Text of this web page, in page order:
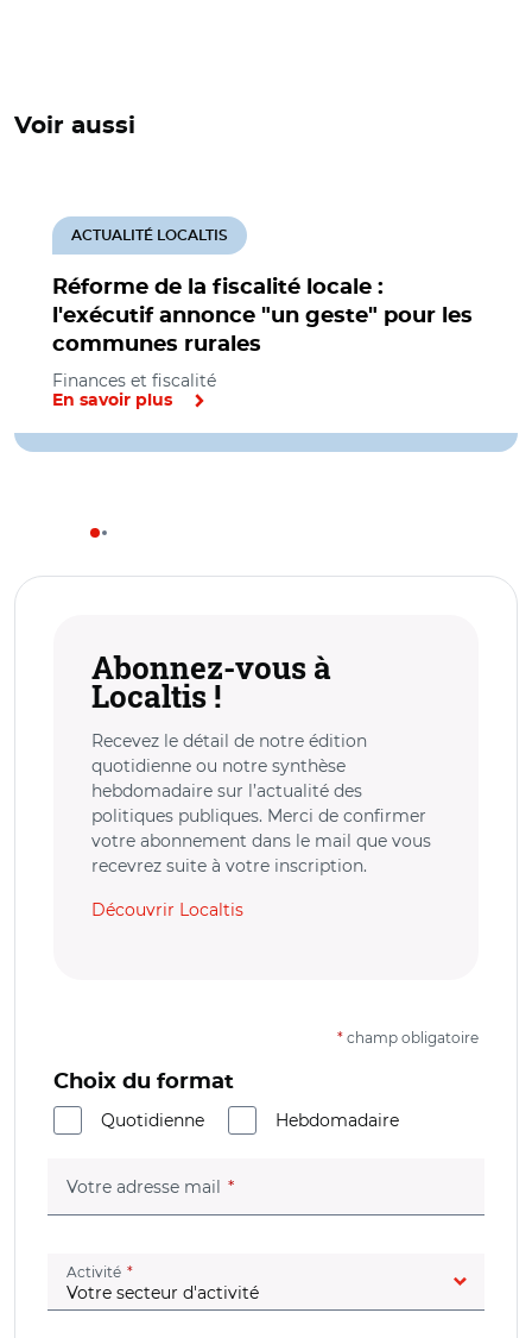
Voir aussi
Réforme de la fiscalité locale :
l'exécutif annonce "un geste" pour les
communes rurales
ACTUALITÉ LOCALTIS
Finances et fiscalité
En savoir plus
Abonnez-vous à
Localtis !
Recevez le détail de notre édition
quotidienne ou notre synthèse
hebdomadaire sur l’actualité des
politiques publiques. Merci de confirmer
votre abonnement dans le mail que vous
recevrez suite à votre inscription.
Découvrir Localtis
* champ obligatoire
Choix du format
Quotidienne
Hebdomadaire
Votre adresse mail (champ obligatoire)
Activité (champ obligatoire)